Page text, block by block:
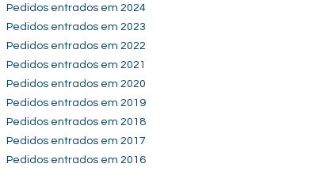
Pedidos entrados em 2024
Pedidos entrados em 2023
Pedidos entrados em 2022
Pedidos entrados em 2021
Pedidos entrados em 2020
Pedidos entrados em 2019
Pedidos entrados em 2018
Pedidos entrados em 2017
Pedidos entrados em 2016